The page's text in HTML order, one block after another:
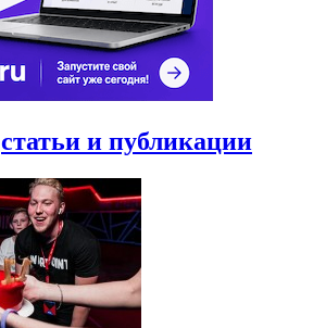
статьи и публикации